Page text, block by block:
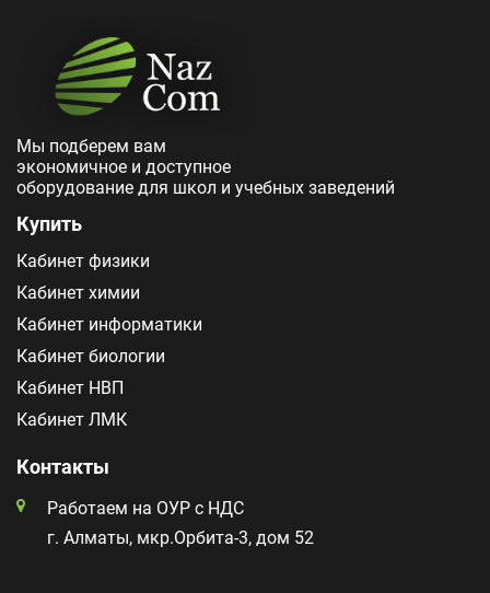
Мы подберем вам
экономичное и доступное
оборудование для школ и учебных заведений
Купить
Кабинет физики
Кабинет химии
Кабинет информатики
Кабинет биологии
Кабинет НВП
Кабинет ЛМК
Контакты
Работаем на ОУР с НДС
г. Алматы, мкр.Орбита-3, дом 52